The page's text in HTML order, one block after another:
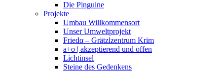
Die Pinguine
Projekte
Umbau Willkommensort
Unser Umweltprojekt
Friedα – Grätzlzentrum Krim
a+o | akzeptierend und offen
Lichtinsel
Steine des Gedenkens